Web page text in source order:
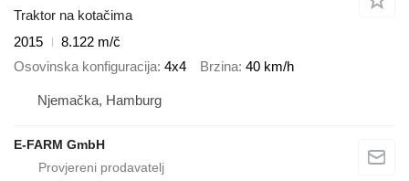
Traktor na kotačima
2015
8.122 m/č
Osovinska konfiguracija 4x4 Brzina 40 km/h
Njemačka, Hamburg
E-FARM GmbH